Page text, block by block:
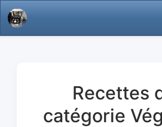
Recettes
catégorie